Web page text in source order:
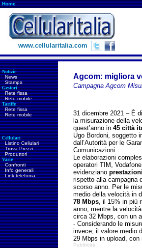
Home
www.cellularitalia.com
Notizie
News
Stampa
Gestori
Rete fissa
Rete mobile
Tariffe
Rete fissa
Rete mobile
Cellulari
Listino Cellulari
Trova Prezzi
Produttori
Varie
Confronti
Info generali
Link telefonia
Agcom: migliora
Campagna Agcom
31 dicembre 2021 – È
la misurazione della
quest’anno in 45 città
Ugo Bordoni, soggetto
dall’Autorità per le
Comunicazioni.
Le elaborazioni
operatori TIM,
evidenziano
rispetto alla campagna
scorso anno. Per le
medio della velocità in
78 Mbps, il 15% in più
anno, mentre la
circa 32 Mbps, con un
- Considerando le
invece, il valore medio
29 Mbps in upload, con
Pubblicità